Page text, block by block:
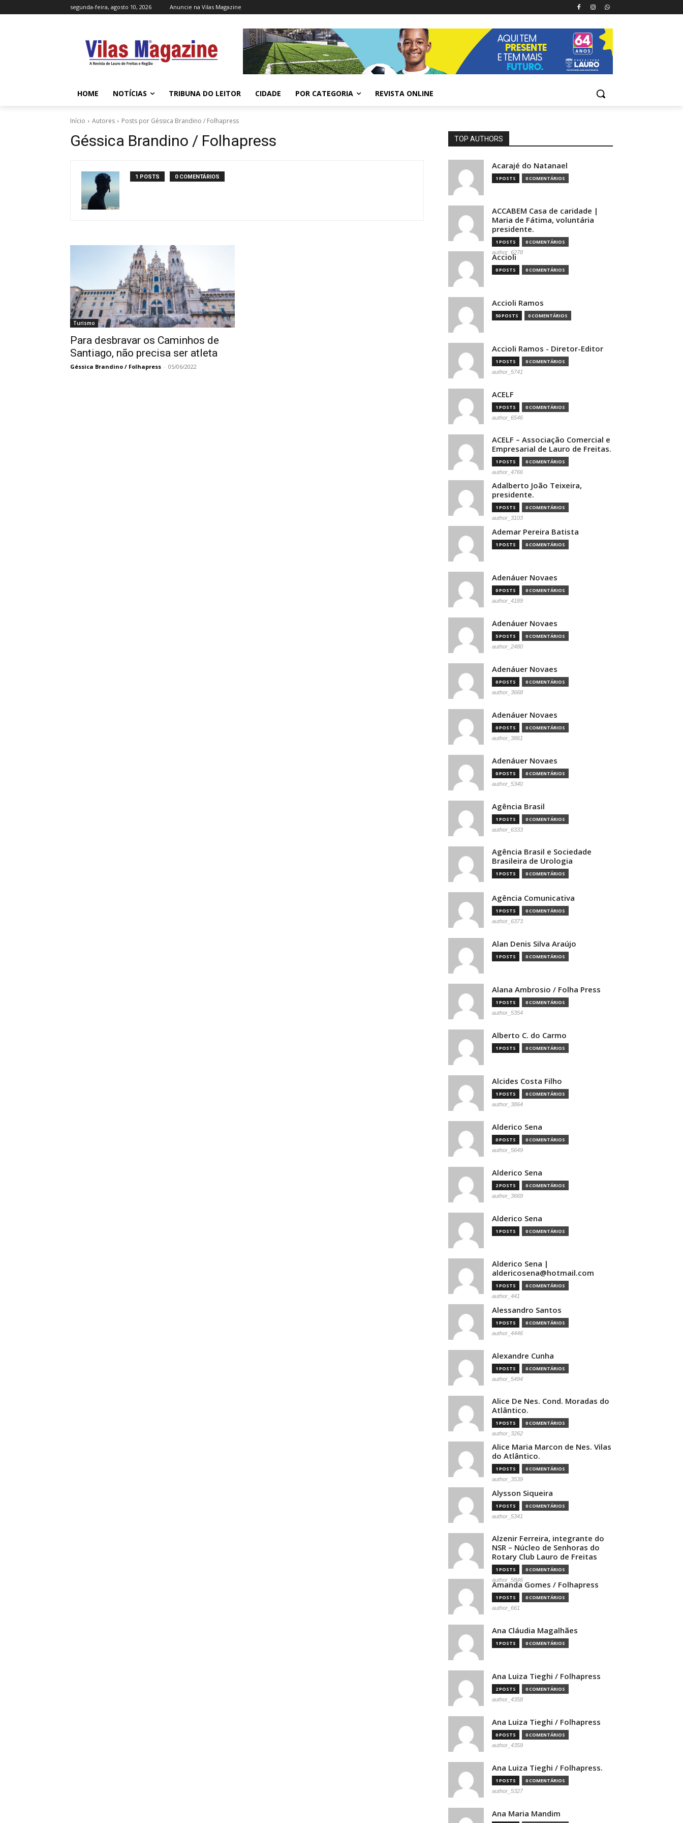
segunda-feira, agosto 10, 2026 Anuncie na Vilas Magazine
HOME NOTÍCIAS TRIBUNA DO LEITOR CIDADE POR CATEGORIA REVISTA ONLINE
Início Autores Posts por Géssica Brandino / Folhapress
Géssica Brandino / Folhapress
1 POSTS 0 COMENTÁRIOS
Turismo
Para desbravar os Caminhos de
Santiago, não precisa ser atleta
Géssica Brandino / Folhapress - 05/06/2022
TOP AUTHORS
Acarajé do Natanael
1 POSTS 0 COMENTÁRIOS
ACCABEM Casa de caridade |
Maria de Fátima, voluntária
presidente.
1 POSTS 0 COMENTÁRIOS
author_6278
Accioli
0 POSTS 0 COMENTÁRIOS
Accioli Ramos
50 POSTS 0 COMENTÁRIOS
Accioli Ramos - Diretor-Editor
1 POSTS 0 COMENTÁRIOS
author_5741
ACELF
1 POSTS 0 COMENTÁRIOS
author_6546
ACELF – Associação Comercial e
Empresarial de Lauro de Freitas.
1 POSTS 0 COMENTÁRIOS
author_4766
Adalberto João Teixeira,
presidente.
1 POSTS 0 COMENTÁRIOS
author_3103
Ademar Pereira Batista
1 POSTS 0 COMENTÁRIOS
Adenáuer Novaes
0 POSTS 0 COMENTÁRIOS
author_4189
Adenáuer Novaes
5 POSTS 0 COMENTÁRIOS
author_2480
Adenáuer Novaes
0 POSTS 0 COMENTÁRIOS
author_3668
Adenáuer Novaes
0 POSTS 0 COMENTÁRIOS
author_3861
Adenáuer Novaes
0 POSTS 0 COMENTÁRIOS
author_5340
Agência Brasil
1 POSTS 0 COMENTÁRIOS
author_6333
Agência Brasil e Sociedade
Brasileira de Urologia
1 POSTS 0 COMENTÁRIOS
Agência Comunicativa
1 POSTS 0 COMENTÁRIOS
author_6373
Alan Denis Silva Araújo
1 POSTS 0 COMENTÁRIOS
Alana Ambrosio / Folha Press
1 POSTS 0 COMENTÁRIOS
author_5354
Alberto C. do Carmo
1 POSTS 0 COMENTÁRIOS
Alcides Costa Filho
1 POSTS 0 COMENTÁRIOS
author_3864
Alderico Sena
0 POSTS 0 COMENTÁRIOS
author_5649
Alderico Sena
2 POSTS 0 COMENTÁRIOS
author_3669
Alderico Sena
1 POSTS 0 COMENTÁRIOS
Alderico Sena |
aldericosena@hotmail.com
1 POSTS 0 COMENTÁRIOS
author_441
Alessandro Santos
1 POSTS 0 COMENTÁRIOS
author_4446
Alexandre Cunha
1 POSTS 0 COMENTÁRIOS
author_5494
Alice De Nes. Cond. Moradas do
Atlântico.
1 POSTS 0 COMENTÁRIOS
author_3262
Alice Maria Marcon de Nes. Vilas
do Atlântico.
1 POSTS 0 COMENTÁRIOS
author_3539
Alysson Siqueira
1 POSTS 0 COMENTÁRIOS
author_5341
Alzenir Ferreira, integrante do
NSR – Núcleo de Senhoras do
Rotary Club Lauro de Freitas
1 POSTS 0 COMENTÁRIOS
author_5846
Amanda Gomes / Folhapress
1 POSTS 0 COMENTÁRIOS
author_661
Ana Cláudia Magalhães
1 POSTS 0 COMENTÁRIOS
Ana Luiza Tieghi / Folhapress
2 POSTS 0 COMENTÁRIOS
author_4358
Ana Luiza Tieghi / Folhapress
0 POSTS 0 COMENTÁRIOS
author_4359
Ana Luiza Tieghi / Folhapress.
1 POSTS 0 COMENTÁRIOS
author_5327
Ana Maria Mandim